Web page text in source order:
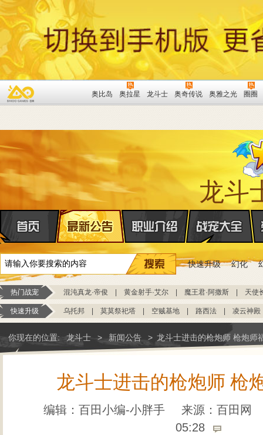
奥比岛 奥拉星 龙斗士 奥奇传说 奥雅之光 圈圈
龙斗
快速升级 幻化
热门战宠 混沌真龙·帝俊 黄金射手·艾尔 魔王君·阿撒斯 天使
快速升级 乌托邦 莫莫祭祀塔 空贼基地 路西法 凌云神殿
你现在的位置: 龙斗士 > 新闻公告 > 龙斗士进击的枪炮师 枪炮师
龙斗士进击的枪炮师 枪
编辑：百田小编-小胖手 来源：百田网
05:28